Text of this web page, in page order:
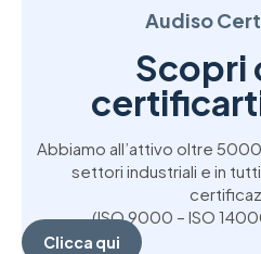
Audiso
Scopri
Abbiamo all’attivo oltre
settori industriali e in
(ISO 9000 – ISO
Clicca qui